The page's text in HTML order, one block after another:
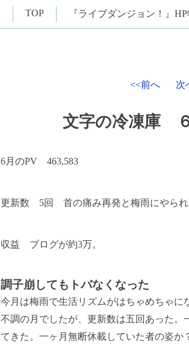
TOP 『ライブダンジョン！』
<<前へ 次
文字の冷凍庫
6月のPV 463,583
更新数 5回 首の痛み再発と梅雨にやられ
収益 ブログが約3万。
調子崩してもトバなくなった
今月は梅雨で生活リズムがはちゃめちゃに
不調の月でしたが、更新数は五回あった。
てきた。一ヶ月無断休載していた者の姿